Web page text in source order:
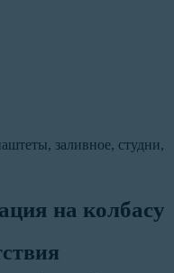
заливное, студни,
на колбасу